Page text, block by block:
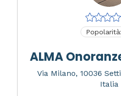
Popolarità:
ALMA
Via Milano, 10036
Italia